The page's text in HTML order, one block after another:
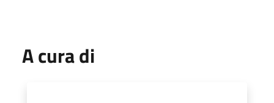
A cura di